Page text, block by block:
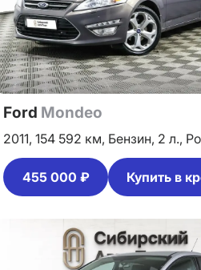
Ford Mondeo
2011, 154 592 км, Бензин, 2 л.,
455 000 ₽ Купить в